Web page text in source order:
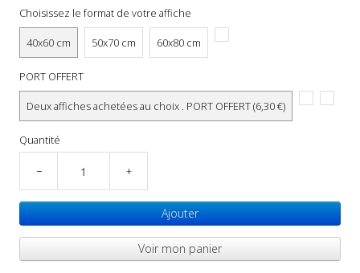
Choisissez le format de votre affiche
40x60 cm 50x70 cm 60x80 cm
PORT OFFERT
Deux affiches achetées au choix . PORT OFFERT (6,30 €)
Quantité
− +
Ajouter
Voir mon panier